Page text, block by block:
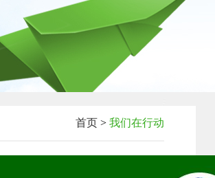
首页 > 我们在行动